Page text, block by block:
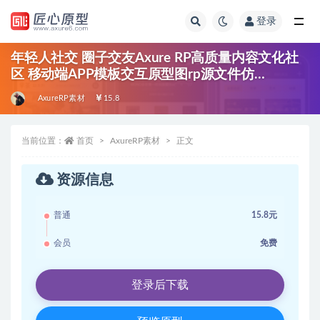
登录
年轻人社交 圈子交友Axure RP高质量内容文化社
区 移动端APP模板交互原型图rp源文件仿
monoAPP
AxureRP素材 15.8
当前位置： 首页 AxureRP素材 正文
资源信息
普通 15.8元
会员 免费
登录后下载